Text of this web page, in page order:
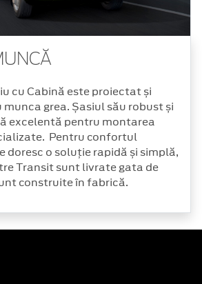
cu Cabină este proiectat și
grea. Șasiul său robust și
excelentă pentru montarea
Pentru confortul
doresc o soluție rapidă și simplă,
Transit sunt livrate gata de
construite în fabrică.